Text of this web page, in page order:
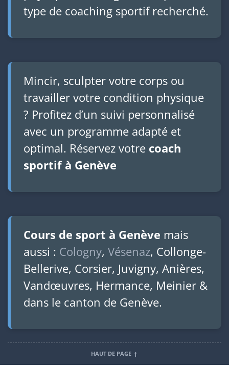
type de coaching sportif recherché.
Mincir, sculpter votre corps ou
travailler votre condition physique
? Profitez d’un suivi personnalisé
avec un programme adapté et
optimal. Réservez votre coach
sportif à Genève
Cours de sport à Genève mais
aussi : Cologny, Vésenaz, Collonge-
Bellerive, Corsier, Juvigny, Anières,
Vandœuvres, Hermance, Meinier &
dans le canton de Genève.
HAUT DE PAGE